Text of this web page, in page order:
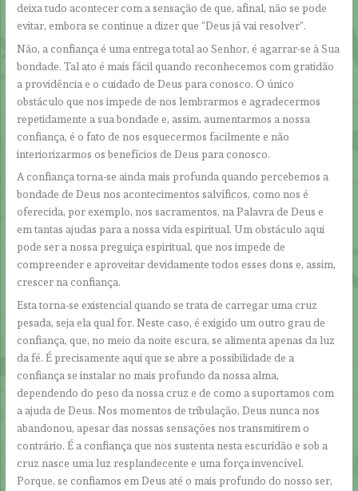
deixa tudo acontecer com a sensação de que, afinal, não se pode
evitar, embora se continue a dizer que “Deus já vai resolver”.
Não, a confiança é uma entrega total ao Senhor, é agarrar-se à Sua
bondade. Tal ato é mais fácil quando reconhecemos com gratidão
a providência e o cuidado de Deus para conosco. O único
obstáculo que nos impede de nos lembrarmos e agradecermos
repetidamente a sua bondade e, assim, aumentarmos a nossa
confiança, é o fato de nos esquecermos facilmente e não
interiorizarmos os benefícios de Deus para conosco.
A confiança torna-se ainda mais profunda quando percebemos a
bondade de Deus nos acontecimentos salvíficos, como nos é
oferecida, por exemplo, nos sacramentos, na Palavra de Deus e
em tantas ajudas para a nossa vida espiritual. Um obstáculo aqui
pode ser a nossa preguiça espiritual, que nos impede de
compreender e aproveitar devidamente todos esses dons e, assim,
crescer na confiança.
Esta torna-se existencial quando se trata de carregar uma cruz
pesada, seja ela qual for. Neste caso, é exigido um outro grau de
confiança, que, no meio da noite escura, se alimenta apenas da luz
da fé. É precisamente aqui que se abre a possibilidade de a
confiança se instalar no mais profundo da nossa alma,
dependendo do peso da nossa cruz e de como a suportamos com
a ajuda de Deus. Nos momentos de tribulação, Deus nunca nos
abandonou, apesar das nossas sensações nos transmitirem o
contrário. É a confiança que nos sustenta nesta escuridão e sob a
cruz nasce uma luz resplandecente e uma força invencível.
Porque, se confiamos em Deus até o mais profundo do nosso ser,